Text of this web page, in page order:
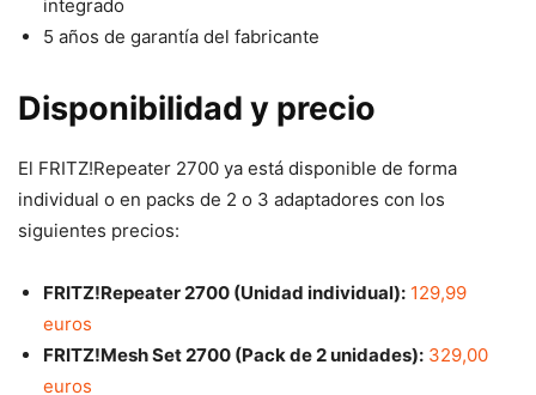
integrado
5 años de garantía del fabricante
Disponibilidad y precio
El FRITZ!Repeater 2700 ya está disponible de forma
individual o en packs de 2 o 3 adaptadores con los
siguientes precios:
FRITZ!Repeater 2700 (Unidad individual): 129,99
euros
FRITZ!Mesh Set 2700 (Pack de 2 unidades): 329,00
euros